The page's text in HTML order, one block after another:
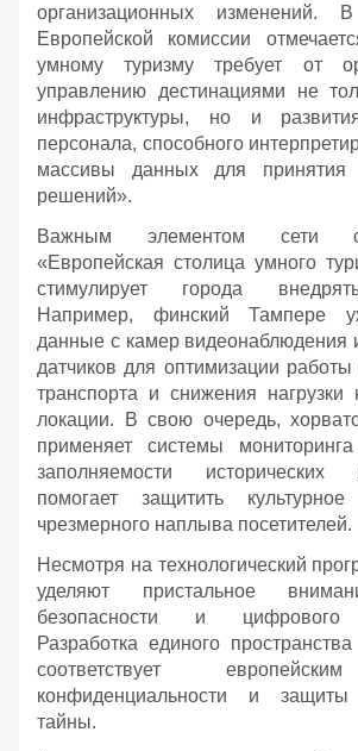
организационных изменений.
Европейской комиссии
умному туризму требует от
управлению дестинациями не
инфраструктуры, но и
персонала, способного
массивы данных для принятия
решений».
Важным элементом сети
«Европейская столица умного
стимулирует города
Например, финский Тампере
данные с камер видеонаблюдения
датчиков для оптимизации
транспорта и снижения
локации. В свою очередь,
применяет системы
заполняемости
помогает защитить
чрезмерного наплыва посетителей.
Несмотря на технологический
уделяют пристальное
безопасности и цифрового
Разработка единого
соответствует
конфиденциальности и защиты
тайны.